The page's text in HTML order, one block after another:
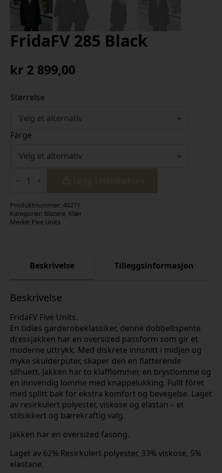
FridaFV 285 Black
kr 2 899,00
Størrelse
Farge
Produktnummer: 40271
Kategorier: Blazere, Klær
Merke: Five Units
Beskrivelse Tilleggsinformasjon
Beskrivelse
FridaFV Five Units.
En tidløs garderobeklassiker, denne dobbeltspente
dressjakken har en oversized passform som gir et
moderne uttrykk. Med diskrete innsnitt i midjen og
myke skulderputer, skaper den en flatterende
silhuett. Jakken har to klafflommer, en brystlomme og
en innvendig lomme med knappelukking. Fullt fôret
med splitt bak for ekstra komfort og bevegelse. Laget
av resirkulert polyester, viskose og elastan – et
stilsikkert og bærekraftig valg.
Jakken har en oversized fasong.
Laget av 62% Resirkulert polyester, 33% viskose, 5%
elastane.